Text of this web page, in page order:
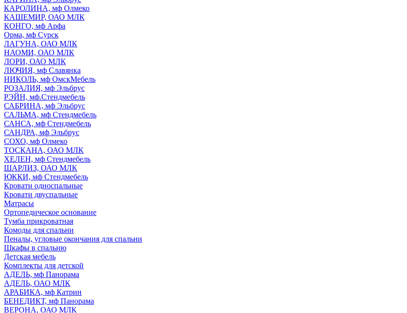
КАРОЛИНА, мф Олмеко
КАШЕМИР, ОАО МЛК
КОНГО, мф Арфа
Орма, мф Сурск
ЛАГУНА, ОАО МЛК
НАОМИ, ОАО МЛК
ЛОРИ, ОАО МЛК
ЛЮЧИЯ, мф Славянка
НИКОЛЬ, мф ОмскМебель
РОЗАЛИЯ, мф Эльбрус
РЭЙН, мф.Стендмебель
САБРИНА, мф Эльбрус
САЛЬМА, мф Стендмебель
САНСА, мф Стендмебель
САНДРА, мф Эльбрус
СОХО, мф Олмеко
ТОСКАНА, ОАО МЛК
ХЕЛЕН, мф Стендмебель
ШАРЛИЗ, ОАО МЛК
ЮККИ, мф Стендмебель
Кровати односпальные
Кровати двуспальные
Матрасы
Ортопедическое основание
Тумба прикроватная
Комоды для спальни
Пеналы, угловые окончания для спальни
Шкафы в спальню
Детская мебель
Комплекты для детской
АДЕЛЬ, мф Панорама
АДЕЛЬ, ОАО МЛК
АРАБИКА, мф Катрин
БЕНЕДИКТ, мф Панорама
ВЕРОНА, ОАО МЛК